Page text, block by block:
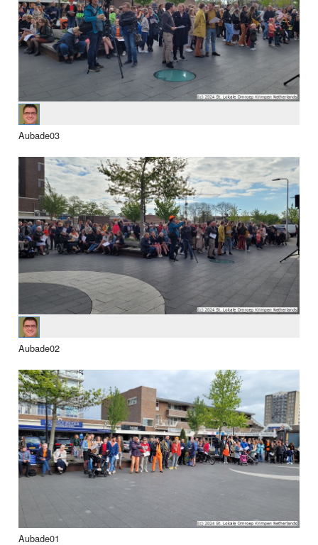
Aubade03
Aubade02
Aubade01